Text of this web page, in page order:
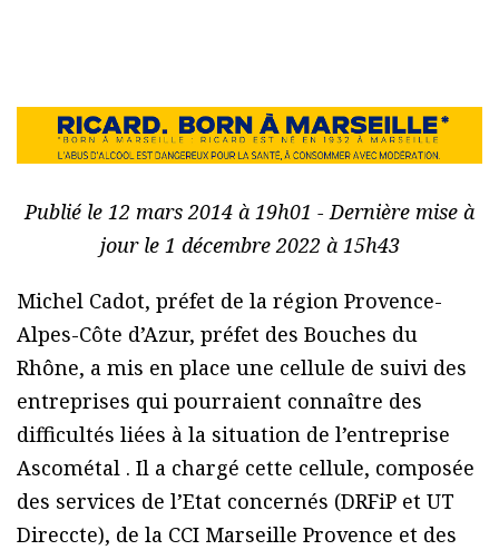
Publié le 12 mars 2014 à 19h01 - Dernière mise à
jour le 1 décembre 2022 à 15h43
Michel Cadot, préfet de la région Provence-
Alpes-Côte d’Azur, préfet des Bouches du
Rhône, a mis en place une cellule de suivi des
entreprises qui pourraient connaître des
difficultés liées à la situation de l’entreprise
Ascométal . Il a chargé cette cellule, composée
des services de l’Etat concernés (DRFiP et UT
Direccte), de la CCI Marseille Provence et des